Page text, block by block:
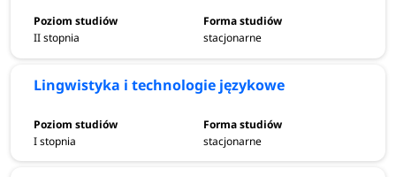
II stopnia stacjonarne
Lingwistyka i technologie językowe
I stopnia stacjonarne